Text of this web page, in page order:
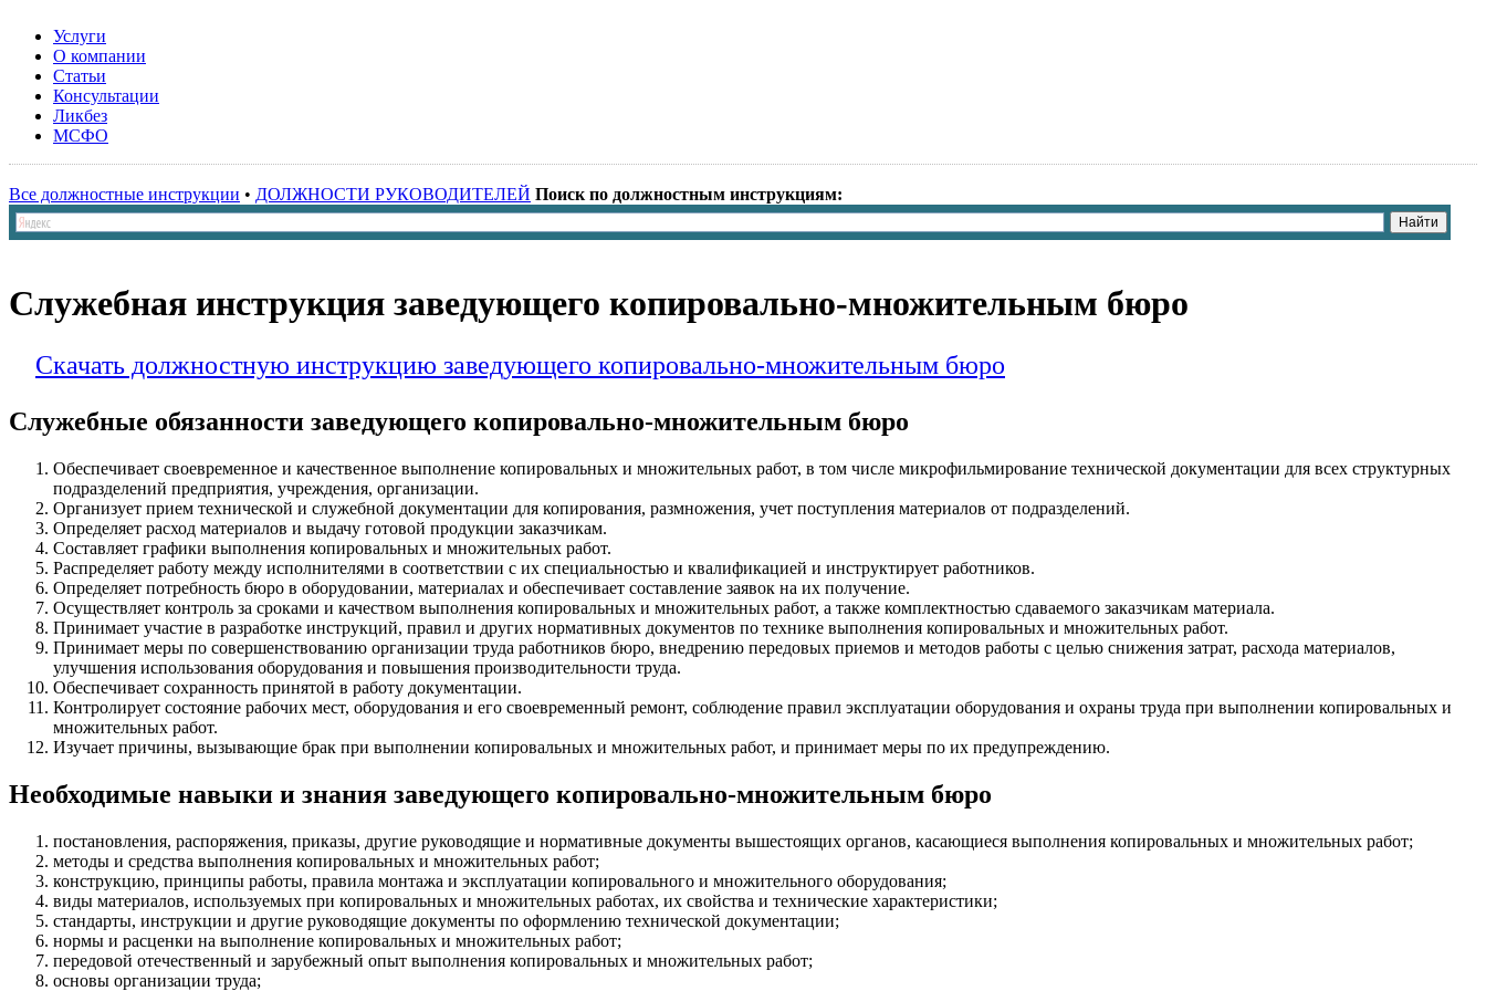
Услуги
О компании
Статьи
Консультации
Ликбез
МСФО
Все должностные инструкции • ДОЛЖНОСТИ РУКОВОДИТЕЛЕЙ Поиск по должностным инструкциям:
Служебная инструкция заведующего копировально-множительным бюро
Скачать должностную инструкцию заведующего копировально-множительным бюро
Служебные обязанности заведующего копировально-множительным бюро
Обеспечивает своевременное и качественное выполнение копировальных и множительных работ, в том числе микрофильмирование технической документации для всех структурных
подразделений предприятия, учреждения, организации.
Организует прием технической и служебной документации для копирования, размножения, учет поступления материалов от подразделений.
Определяет расход материалов и выдачу готовой продукции заказчикам.
Составляет графики выполнения копировальных и множительных работ.
Распределяет работу между исполнителями в соответствии с их специальностью и квалификацией и инструктирует работников.
Определяет потребность бюро в оборудовании, материалах и обеспечивает составление заявок на их получение.
Осуществляет контроль за сроками и качеством выполнения копировальных и множительных работ, а также комплектностью сдаваемого заказчикам материала.
Принимает участие в разработке инструкций, правил и других нормативных документов по технике выполнения копировальных и множительных работ.
Принимает меры по совершенствованию организации труда работников бюро, внедрению передовых приемов и методов работы с целью снижения затрат, расхода материалов,
улучшения использования оборудования и повышения производительности труда.
Обеспечивает сохранность принятой в работу документации.
Контролирует состояние рабочих мест, оборудования и его своевременный ремонт, соблюдение правил эксплуатации оборудования и охраны труда при выполнении копировальных и
множительных работ.
Изучает причины, вызывающие брак при выполнении копировальных и множительных работ, и принимает меры по их предупреждению.
Необходимые навыки и знания заведующего копировально-множительным бюро
постановления, распоряжения, приказы, другие руководящие и нормативные документы вышестоящих органов, касающиеся выполнения копировальных и множительных работ;
методы и средства выполнения копировальных и множительных работ;
конструкцию, принципы работы, правила монтажа и эксплуатации копировального и множительного оборудования;
виды материалов, используемых при копировальных и множительных работах, их свойства и технические характеристики;
стандарты, инструкции и другие руководящие документы по оформлению технической документации;
нормы и расценки на выполнение копировальных и множительных работ;
передовой отечественный и зарубежный опыт выполнения копировальных и множительных работ;
основы организации труда;